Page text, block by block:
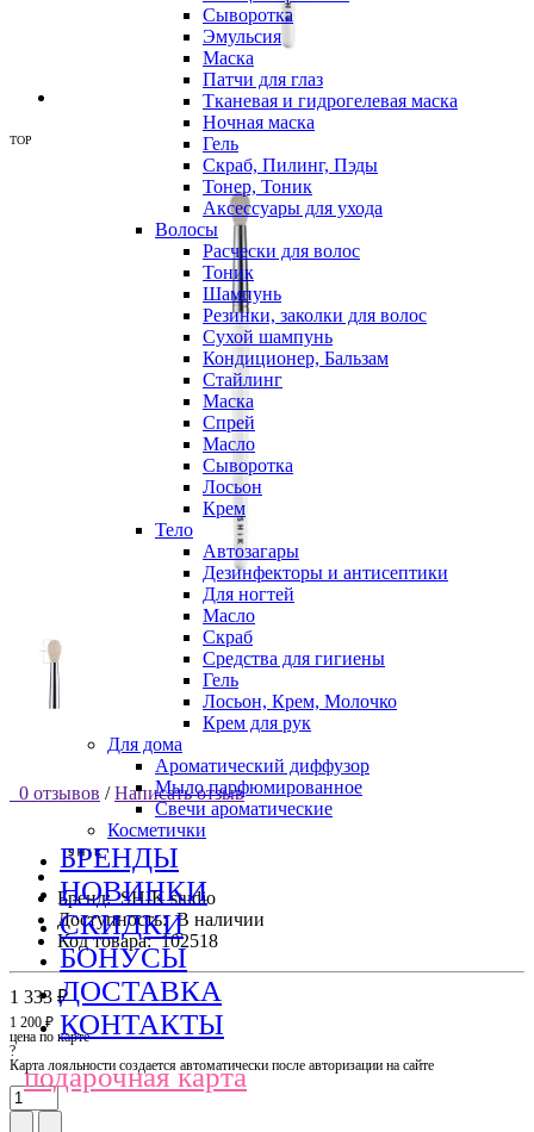
Сыворотка
Эмульсия
Маска
Патчи для глаз
Тканевая и гидрогелевая маска
Ночная маска
Гель
Скраб, Пилинг, Пэды
Тонер, Тоник
Аксессуары для ухода
Волосы
Расчески для волос
Тоник
Шампунь
Резинки, заколки для волос
Сухой шампунь
Кондиционер, Бальзам
Стайлинг
Маска
Спрей
Масло
Сыворотка
Лосьон
Крем
Тело
Автозагары
Дезинфекторы и антисептики
Для ногтей
Масло
Скраб
Средства для гигиены
Гель
Лосьон, Крем, Молочко
Крем для рук
Для дома
Ароматический диффузор
Мыло парфюмированное
Свечи ароматические
Косметички
БРЕНДЫ
НОВИНКИ
СКИДКИ
БОНУСЫ
ДОСТАВКА
КОНТАКТЫ
подарочная карта
TOP
0 отзывов / Написать отзыв
Бренд: SHIK studio
Доступность:В наличии
Код товара: 102518
1 333 ₽
1 200 ₽
цена по карте
?
Карта лояльности создается автоматически после авторизации на сайте